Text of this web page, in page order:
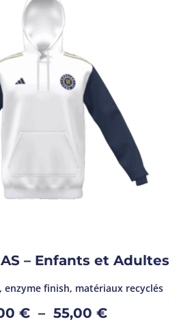
– Enfants et Adultes
enzyme finish, matériaux recyclés
€ – 55,00 €